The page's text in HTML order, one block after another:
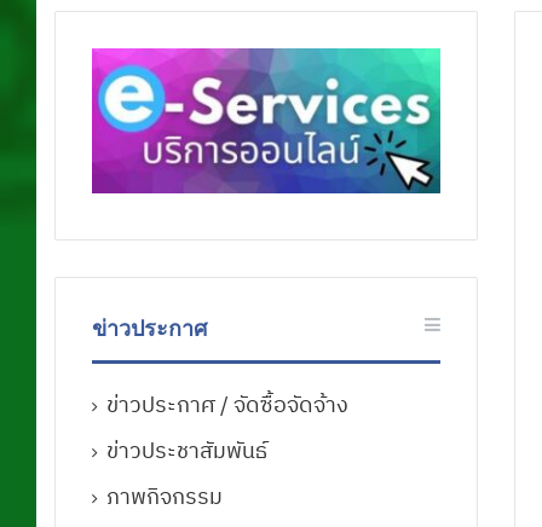
ข่าวประกาศ
ข่าวประกาศ / จัดซื้อจัดจ้าง
ข่าวประชาสัมพันธ์
ภาพกิจกรรม